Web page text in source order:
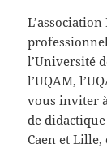
l’Université
l’UQAM,
vous inviter
de
Caen et